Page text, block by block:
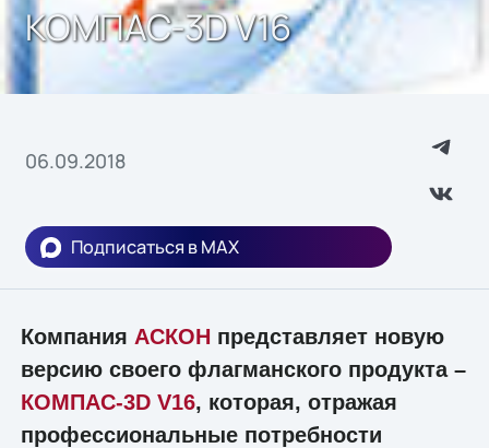
КОМПАС-3D V16
06.09.2018
Подписаться в MAX
Компания АСКОН представляет новую
версию своего флагманского продукта –
КОМПАС-3D V16, которая, отражая
профессиональные потребности